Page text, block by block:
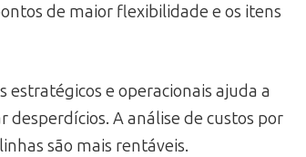
de maior flexibilidade e os itens
e operacionais ajuda a
desperdícios. A análise de custos por
são mais rentáveis.